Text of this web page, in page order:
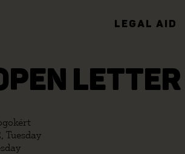
LEGAL AID
Tuesday